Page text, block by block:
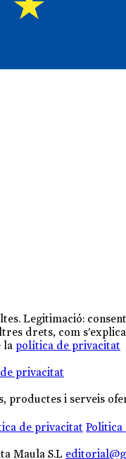
Legitimació:
drets, com
la política de privacitat
privacitat
productes i serveis
de privacitat Politica
Maula S.L